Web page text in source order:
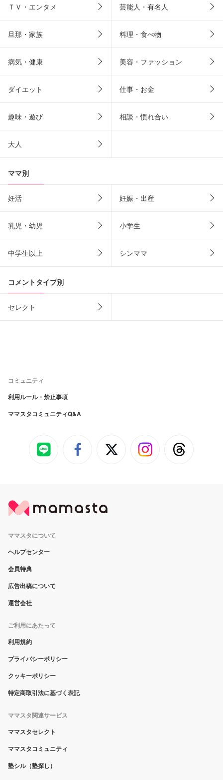
ＴＶ・エンタメ 芸能人・有名人
旦那・家族 料理・食べ物
病気・健康 美容・ファッション
ダイエット 仕事・お金
趣味・遊び 相談・慣れ合い
大人
ママ別
妊活 妊娠・出産
乳児・幼児 小学生
中学生以上 シンママ
コメントタイプ別
セレクト
コミュニティ
利用ルール・禁止事項
ママスタコミュニティQ&A
ママスタについて
ヘルプセンター
会員特典
広告出稿について
運営会社
ご利用にあたって
利用規約
プライバシーポリシー
クッキーポリシー
特定商取引法に基づく表記
ママスタ関連サービス
ママスタセレクト
ママスタコミュニティ
塾シル（塾探し）